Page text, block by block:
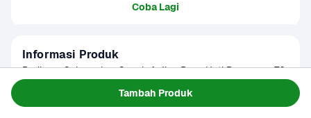
Tambah Produk
Coba Lagi
Informasi Produk
Pedigree Schmackos Snack Anjing Rasa Hati Panggang 70
hati panggang pilihan. Teksturnya yang lembut dan rasa